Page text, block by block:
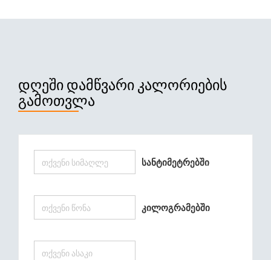
ᲓᲦᲔᲨᲘ ᲓᲐᲛᲬᲕᲐᲠᲘ ᲙᲐᲚᲝᲠᲘᲔᲑᲘᲡ
ᲒᲐᲛᲝᲗᲕᲚᲐ
Სანტიმეტრებში
Კილოგრამებში